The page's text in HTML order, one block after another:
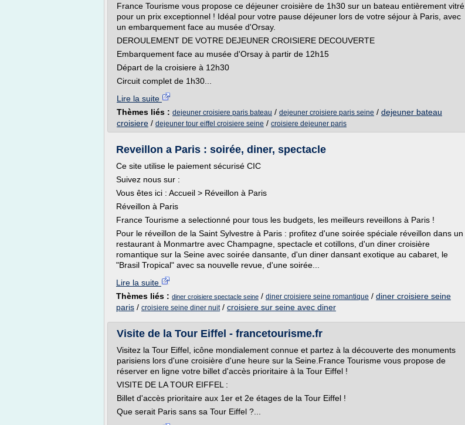
France Tourisme vous propose ce déjeuner croisière de 1h30 sur un bateau entièrement vitré,
pour un prix exceptionnel ! Idéal pour votre pause déjeuner lors de votre séjour à Paris, avec
un embarquement face au musée d'Orsay.
DEROULEMENT DE VOTRE DEJEUNER CROISIERE DECOUVERTE
Embarquement face au musée d'Orsay à partir de 12h15
Départ de la croisiere à 12h30
Circuit complet de 1h30...
Lire la suite
Thèmes liés : dejeuner croisiere paris bateau / dejeuner croisiere paris seine / dejeuner bateau
croisiere / dejeuner tour eiffel croisiere seine / croisiere dejeuner paris
Reveillon a Paris : soirée, diner, spectacle
Ce site utilise le paiement sécurisé CIC
Suivez nous sur :
Vous êtes ici : Accueil > Réveillon à Paris
Réveillon à Paris
France Tourisme a selectionné pour tous les budgets, les meilleurs reveillons à Paris !
Pour le réveillon de la Saint Sylvestre à Paris : profitez d'une soirée spéciale réveillon dans un
restaurant à Monmartre avec Champagne, spectacle et cotillons, d'un diner croisière
romantique sur la Seine avec soirée dansante, d'un diner dansant exotique au cabaret, le
"Brasil Tropical" avec sa nouvelle revue, d'une soirée...
Lire la suite
Thèmes liés : diner croisiere spectacle seine / diner croisiere seine romantique / diner croisiere seine
paris / croisiere seine diner nuit/ croisiere sur seine avec diner
Visite de la Tour Eiffel - francetourisme.fr
Visitez la Tour Eiffel, icône mondialement connue et partez à la découverte des monuments
parisiens lors d'une croisière d'une heure sur la Seine.France Tourisme vous propose de
réserver en ligne votre billet d'accès prioritaire à la Tour Eiffel !
VISITE DE LA TOUR EIFFEL :
Billet d'accès prioritaire aux 1er et 2e étages de la Tour Eiffel !
Que serait Paris sans sa Tour Eiffel ?...